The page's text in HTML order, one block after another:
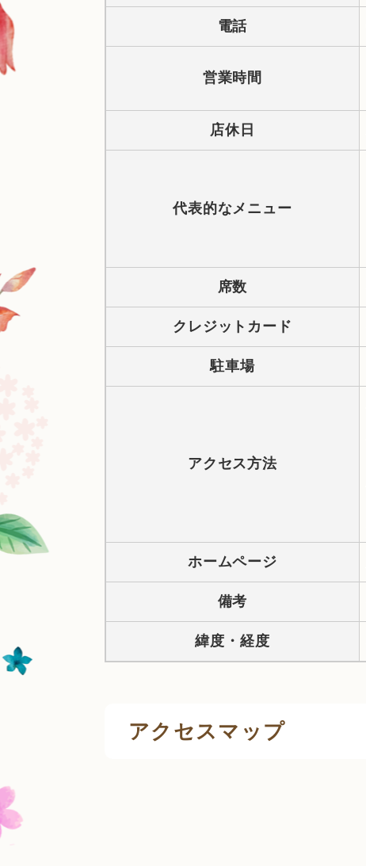
電話
営業時間
店休日
代表的なメニュー
席数
クレジットカード
駐車場
アクセス方法
ホームページ
備考
緯度・経度
アクセスマップ